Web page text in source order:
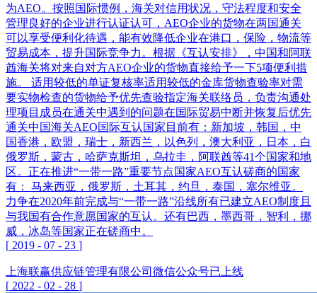
为AEO。按照国际惯例，海关对信用状况，守法程度和安全
管理良好的企业进行认证认可，AEO企业的货物在两国通关
可以享受便利化待遇，能有效降低企业在港口，保险，物流等
贸易成本，提升国际竞争力。根据《互认安排》，中国和阿联
酋海关将对来自对方AEO企业的货物直接给予一下5项便利措
施。 适用较低的单证复核率适用较低的金库货物查验率对需
要实物检查的货物给予优先查验指定海关联络员，负责沟通处
理项目成员在通关中遇到的问题在国际贸易中断并恢复后优先
通关中国海关AEO国际互认国家目前有：新加坡，韩国，中
国香港，欧盟，瑞士，新西兰，以色列，澳大利亚，日本，白
俄罗斯，蒙古，哈萨克斯坦，乌拉圭，阿联酋等41个国家和地
区。正在推进“一带一路”重要节点国家AEO互认磋商的国家
有： 马来西亚，俄罗斯，土耳其，约旦，泰国，塞尔维亚。
力争在2020年前完成与“一带一路”沿线所有已建立AEO制度且
与我国有合作意愿国家的互认。还有巴西，墨西哥，智利，挪
威，冰岛等国家正在磋商中。
[ 2019 - 07 - 23 ]
上海联赢供应链管理有限公司微信公众号已上线
[ 2022 - 02 - 28 ]